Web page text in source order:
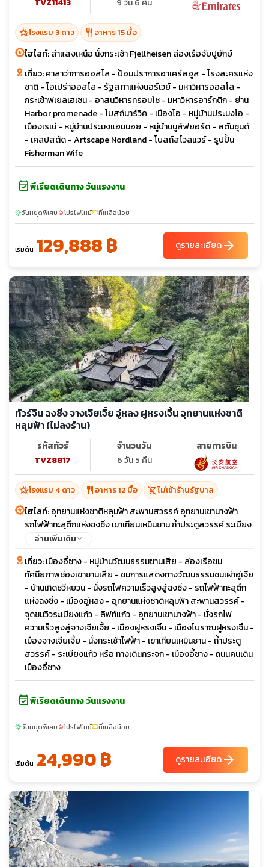
hotel_classโรงแรม 3 ดาว restaurant อาหาร 15 มื้อ
ไฮไลท์:ล่าแสงเหนือ นั่งกระเช้า Fjellheisen ล่องเรือจับปูยักษ์
เที่ยว:ศาลาว่าการออสโล - ป้อมปราการอาเคร์สฮูส - โรงละครแห่ง
ชาติ - โอเปร่าออสโล - รัฐสภาแห่งนอร์เวย์ - มหาวิหารออสโล -
กระเช้าฟเยลเฮเซน - อาสนวิหารทรอมโซ - มหาวิหารอาร์กติก - ย่าน
Harbor promenade - โบสถ์นาร์วิค - เมืองโอ - หมู่บ้านประมงโอ -
เมืองเรเน่ - หมู่บ้านประมงแฮมนอย - หมู่บ้านนูส์ฟยอร์ด - สตัมซุนด์
- เคลปสตัด - Artscape Nordland - โบสถ์สโวลแวร์ - รูปปั้น
Fisherman Wife
event_availableพีเรียดเดินทาง วันแรงงาน
sunnyวันหยุดพิเศษlocal_fire_departmentโปรไฟไหม้confirmation_numberที่เหลือน้อย
เริ่มต้น 129,888 ฿ ดูรายละเอียดarrow_forward
ทัวร์จีน ฉงชิ่ง จางเจียเจี้ย อู่หลง ฝูหรงเจิ้น อุทยานแห่งชาติ
หลุมฟ้า (ไม่ลงร้าน)
รหัสทัวร์
TVZ8817
จำนวนวัน
6 วัน 5 คืน
สายการบิน
hotel_classโรงแรม 4 ดาว restaurant อาหาร 12 มื้อ shopping_cart_offไม่เข้าร้านรัฐบาล
ไฮไลท์:อุทยานแห่งชาติหลุมฟ้า สะพานสวรรค์ อุทยานเขานางฟ้า
รถไฟฟ้าทะลุตึกแห่งฉงชิ่ง เขาเทียนเหมินซาน ถ้ำประตูสวรรค์ ระเบียง
แก้ว เมืองโบราณฝูหรงเจิ้น บ้านเกิดชวีหยวน ล่องเรือชมทัศนียภาพ
อ่านเพิ่มเติม
เที่ยว:เมืองอี้ซาง - หมู่บ้านวัฒนธรรมซานเสีย - ล่องเรือชม
ทัศนียภาพช่องเขาซานเสีย - ชมการแสดงทางวัฒนธรรมชนเผ่าอู่เจีย
- บ้านเกิดชวีหยวน - นั่งรถไฟความเร็วสูงสู่ฉงชิ่ง - รถไฟฟ้าทะลุตึก
แห่งฉงชิ่ง - เมืองอู่หลง - อุทยานแห่งชาติหลุมฟ้า สะพานสวรรค์ -
จุดชมวิวระเบียงแก้ว - ลิฟท์แก้ว - อุทยานเขานางฟ้า - นั่งรถไฟ
ความเร็วสูงสู่จางเจียเจี้ย - เมืองฝูหรงเจิ้น - เมืองโบราณฝูหรงเจิ้น -
เมืองจางเจียเจี้ย - นั่งกระเช้าไฟฟ้า - เขาเทียนเหมินซาน - ถ้ำประตู
สวรรค์ - ระเบียงแก้ว หรือ ทางเดินกระจก - เมืองอี้ซาง - ถนนคนเดิน
เมืองอี้ชาง
event_availableพีเรียดเดินทาง วันแรงงาน
sunnyวันหยุดพิเศษlocal_fire_departmentโปรไฟไหม้confirmation_numberที่เหลือน้อย
เริ่มต้น 24,990 ฿ ดูรายละเอียดarrow_forward